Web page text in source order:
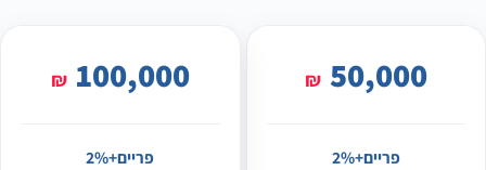
50,000
₪
פריים+2%
100,000
₪
פריים+2%